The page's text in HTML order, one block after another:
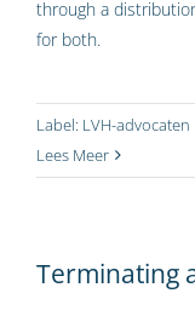
through a
for both.
Label: LVH-advocaten
Lees Meer
Terminating